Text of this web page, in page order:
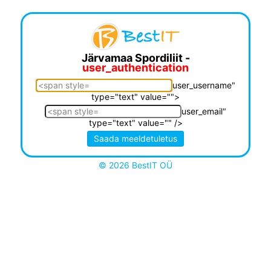
Järvamaa Spordiliit -
user_authentication
user_username"
type="text" value="">
user_email"
type="text" value="" />
© 2026 BestIT OÜ